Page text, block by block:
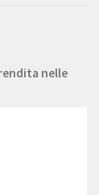
nelle